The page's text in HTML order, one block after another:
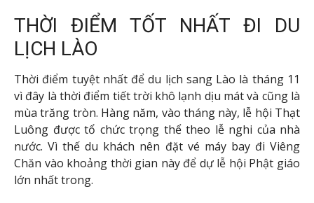
THỜI ĐIỂM TỐT NHẤT ĐI DU
LỊCH LÀO
Thời điểm tuyệt nhất để du lịch sang Lào là tháng 11
vì đây là thời điểm tiết trời khô lạnh dịu mát và cũng là
mùa trăng tròn. Hàng năm, vào tháng này, lễ hội Thạt
Luông được tổ chức trọng thể theo lễ nghi của nhà
nước. Vì thế du khách nên đặt vé máy bay đi Viêng
Chăn vào khoảng thời gian này để dự lễ hội Phật giáo
lớn nhất trong.